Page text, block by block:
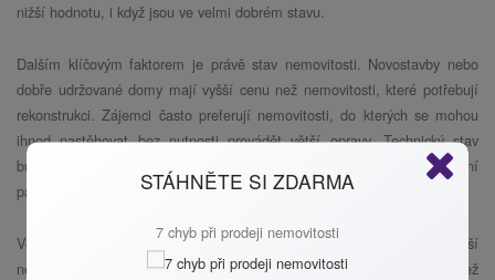
nižší hodnotu, i když jsou ve velmi dobrém stavu.
Dalším klíčovým faktorem je právě stav nemovitosti. Novostavby nebo
dobře udržované domy mají vyšší cenu než nemovitosti, které potřebují
rekonstrukci. Zájemci často preferují nemovitosti, do kterých se mohou
ihned nastěhovat bez nutnosti provádět větší opravy. Technický stav
budovy, moderní prvky, jako je úsporné vytápění, zateplení nebo solární
panely, také hrají důležitou roli při ocenění nemovitosti.
Velikost a dispozice nemovitosti jsou dalším podstatným aspektem. Větší
nemovitosti s více pokoji a prostornou zahradou jsou obecně dražší než
STÁHNĚTE SI ZDARMA
7 chyb při prodeji nemovitosti